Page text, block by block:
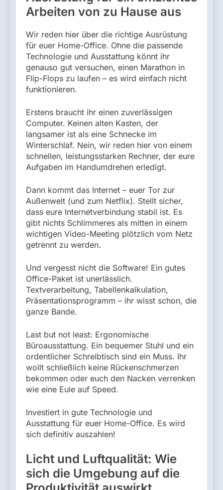
Arbeiten von zu Hause aus
Wir reden hier über die richtige Ausrüstung
für euer Home-Office. Ohne die passende
Technologie und Ausstattung könnt ihr
genauso gut versuchen, einen Marathon in
Flip-Flops zu laufen – es wird einfach nicht
funktionieren.
Erstens braucht ihr einen zuverlässigen
Computer. Keinen alten Kasten, der
langsamer ist als eine Schnecke im
Winterschlaf. Nein, wir reden hier von einem
schnellen, leistungsstarken Rechner, der eure
Aufgaben im Handumdrehen erledigt.
Dann kommt das Internet – euer Tor zur
Außenwelt (und zum Netflix). Stellt sicher,
dass eure Internetverbindung stabil ist. Es
gibt nichts Schlimmeres als mitten in einem
wichtigen Video-Meeting plötzlich vom Netz
getrennt zu werden.
Und vergesst nicht die Software! Ein gutes
Office-Paket ist unerlässlich.
Textverarbeitung, Tabellenkalkulation,
Präsentationsprogramm – ihr wisst schon, die
ganze Bande.
Last but not least: Ergonomische
Büroausstattung. Ein bequemer Stuhl und ein
ordentlicher Schreibtisch sind ein Muss. Ihr
wollt schließlich keine Rückenschmerzen
bekommen oder euch den Nacken verrenken
wie eine Eule auf Speed.
Investiert in gute Technologie und
Ausstattung für euer Home-Office. Es wird
sich definitiv auszahlen!
Licht und Luftqualität: Wie
sich die Umgebung auf die